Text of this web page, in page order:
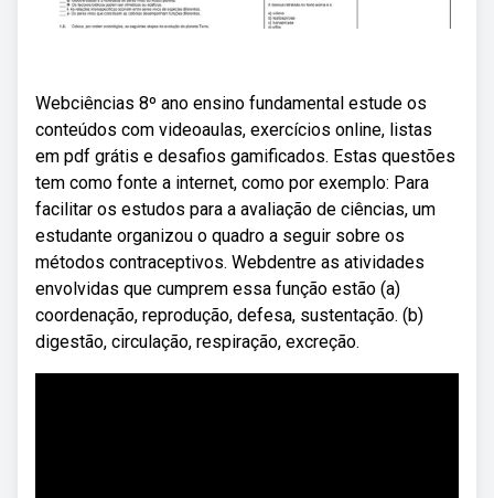
Webciências 8º ano ensino fundamental estude os
conteúdos com videoaulas, exercícios online, listas
em pdf grátis e desafios gamificados. Estas questões
tem como fonte a internet, como por exemplo: Para
facilitar os estudos para a avaliação de ciências, um
estudante organizou o quadro a seguir sobre os
métodos contraceptivos. Webdentre as atividades
envolvidas que cumprem essa função estão (a)
coordenação, reprodução, defesa, sustentação. (b)
digestão, circulação, respiração, excreção.